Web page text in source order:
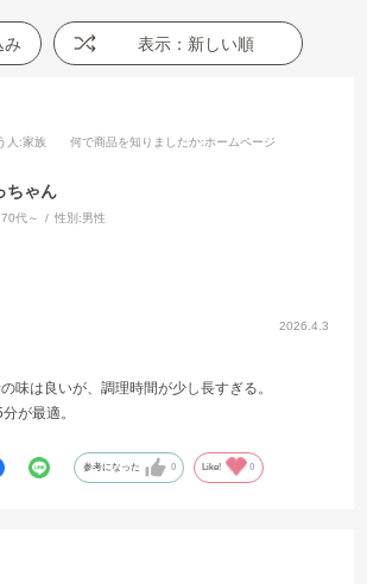
み 表示：新しい順
2026.4.3
人 :家族 何で商品を知りましたか:ホームページ
ちゃん
70代～ 性別:男性
味は良いが、調理時間が少し長すぎる。
が最適。
参考になった 0 Like! 0